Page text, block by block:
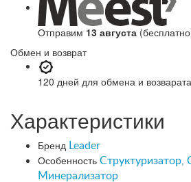
Отправим 13 августа
Обмен и возврат
120 дней для обмена и
Характеристики
Бренд Leader
Особенность Структуризатор,
Минерализатор